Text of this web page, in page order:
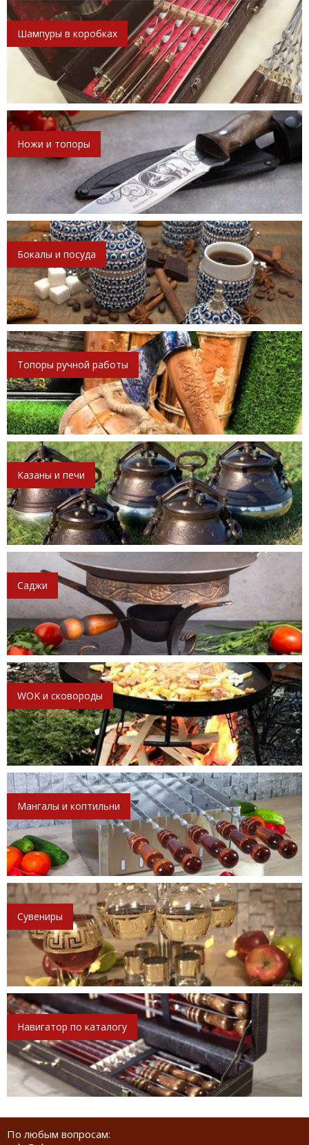
Шампуры в коробках
Ножи и топоры
Бокалы и посуда
Топоры ручной работы
Казаны и печи
Саджи
WOK и сковороды
Мангалы и коптильни
Сувениры
Навигатор по каталогу
По любым вопросам: